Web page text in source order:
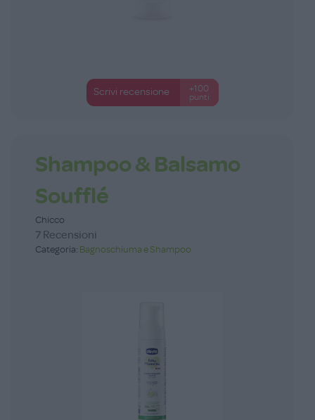
Scrivi recensione
+100
punti
Shampoo & Balsamo
Soufflé
Chicco
7 Recensioni
Categoria: Bagnoschiuma e Shampoo